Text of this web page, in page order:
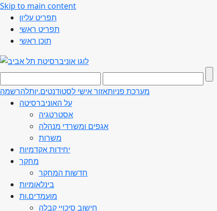
Skip to main content
תפריט עליון
תפריט ראשי
תוכן ראשי
מערכת פניותאזור אישי לסטודנטים.יותלהרשמה
על האוניברסיטה
אסטרטגיה
אגפים ומשרדי מנהלה
משרות
יחידות אקדמיות
מחקר
חדשות המחקר
בינלאומיות
מועמדים.ות
חישוב סיכויי קבלה